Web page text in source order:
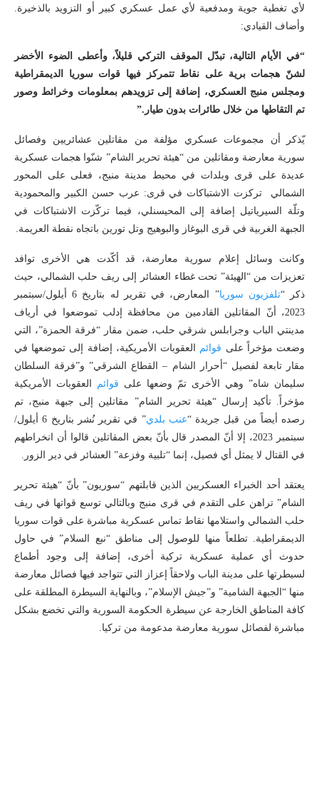
لأي تغطية جوية ومدفعية لأي عمل عسكري كبير أو التزويد بالذخيرة.
وأضاف القيادي:
“في الأيام التالية، تبدّل الموقف التركي قليلاً، وأعطى الضوء الأخضر
لشنّ هجمات برية على نقاط تتمركز فيها قوات سوريا الديمقراطية
ومجلس منبج العسكري، إضافة إلى تزويدهم بمعلومات وخرائط وصور
تم التقاطها من خلال طائرات بدون طيار.”
يّذكر أن مجموعات عسكري مؤلفة من مقاتلين عشائريين وفصائل
سورية معارضة ومقاتلين من “هيئة تحرير الشام” شنّوا هجمات عسكرية
عديدة على قرى وبلدات في محيط مدينة منبج، فعلى على المحور
الشمالي تركزت الاشتباكات في قرى: عرب حسن الكبير والمحمودية
وتلّة السيرياتيل إضافة إلى المحيسنلي، فيما تركّزت الاشتباكات في
الجبهة الغربية في قرى البوغاز والبوهيج وتل تورين باتجاه نقطة العريمة.
وكانت وسائل إعلام سورية معارضة، قد أكّدت هي الأخرى توافد
تعزيزات من “الهيئة” تحت غطاء العشائر إلى ريف حلب الشمالي، حيث
ذكر “تلفزيون سوريا
” المعارض، في تقرير له بتاريخ 6 أيلول/سبتمبر
2023، أنّ المقاتلين القادمين من محافظة إدلب تموضعوا في أرياف
مدينتي الباب وجرابلس شرقي حلب، ضمن مقار “فرقة الحمزة”، التي
وضعت مؤخراً على قوائم العقوبات الأمريكية، إضافة إلى تموضعها في
مقار تابعة لفصيل “أحرار الشام – القطاع الشرقي” و”فرقة السلطان
سليمان شاه” وهي الأخرى تمّ وضعها على قوائم
العقوبات الأمريكية
مؤخراً. تأكيد إرسال “هيئة تحرير الشام” مقاتلين إلى جبهة منبج، تم
رصده أيضاً من قبل جريدة “عنب بلدي
” في تقرير نُشر بتاريخ 6 أيلول/
سبتمبر 2023، إلا أنّ المصدر قال بأنّ بعض المقاتلين قالوا أن انخراطهم
في القتال لا يمثل أي فصيل، إنما “تلبية وفزعة” العشائر في دير الزور.
يعتقد أحد الخبراء العسكريين الذين قابلتهم “سوريون” بأنّ “هيئة تحرير
الشام” تراهن على التقدم في قرى منبج وبالتالي توسع قواتها في ريف
حلب الشمالي واستلامها نقاط تماس عسكرية مباشرة على قوات سوريا
الديمقراطية. تطلعاً منها للوصول إلى مناطق “نبع السلام” في حاول
حدوث أي عملية عسكرية تركية أخرى، إضافة إلى وجود أطماع
لسيطرتها على مدينة الباب ولاحقاً إعزاز التي تتواجد فيها فصائل معارضة
منها “الجبهة الشامية” و”جيش الإسلام”، وبالنهاية السيطرة المطلقة على
كافة المناطق الخارجة عن سيطرة الحكومة السورية والتي تخضع بشكل
مباشرة لفصائل سورية معارضة مدعومة من تركيا.